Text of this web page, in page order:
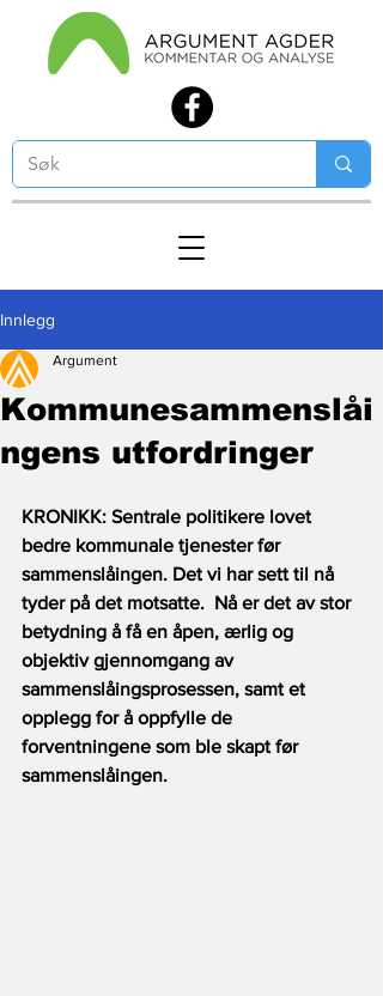
Innlegg
Kommunesammenslåi
ngens utfordringer
Argument
KRONIKK: Sentrale politikere lovet
bedre kommunale tjenester før
sammenslåingen. Det vi har sett til nå
tyder på det motsatte.  Nå er det av stor
betydning å få en åpen, ærlig og
objektiv gjennomgang av
sammenslåingsprosessen, samt et
opplegg for å oppfylle de
forventningene som ble skapt før
sammenslåingen.